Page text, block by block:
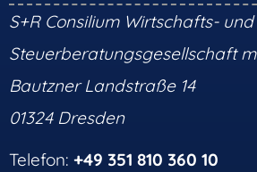
S+R Consilium Wirtschafts- und
Steuerberatungsgesellschaft
Bautzner Landstraße 14
01324 Dresden
Telefon: +49 351 810 360 10